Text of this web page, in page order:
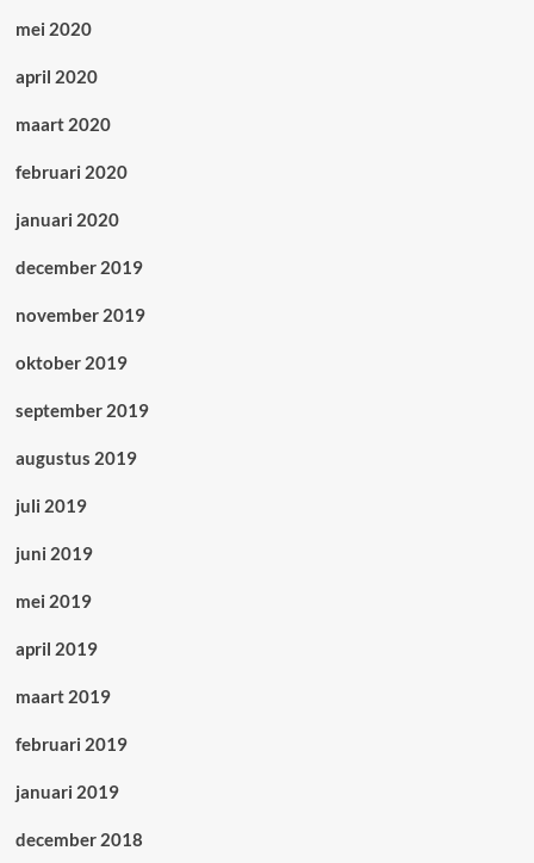
mei 2020
april 2020
maart 2020
februari 2020
januari 2020
december 2019
november 2019
oktober 2019
september 2019
augustus 2019
juli 2019
juni 2019
mei 2019
april 2019
maart 2019
februari 2019
januari 2019
december 2018